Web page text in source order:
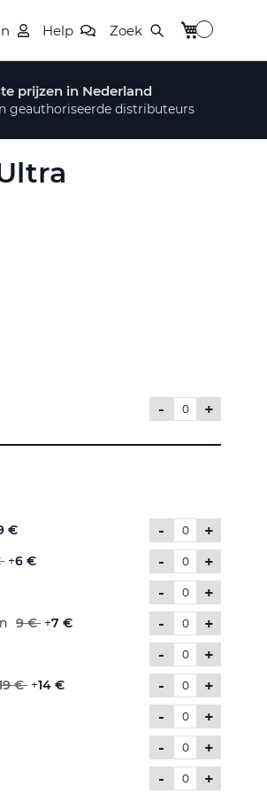
Help Zoek Winkelwagen
prijzen in Nederland
geauthoriseerde distributeurs
-
+
-
+
€
- +
+6 €
- +
- +
9 € +7 €
- +
- +
€ +14 €
- +
- +
- +